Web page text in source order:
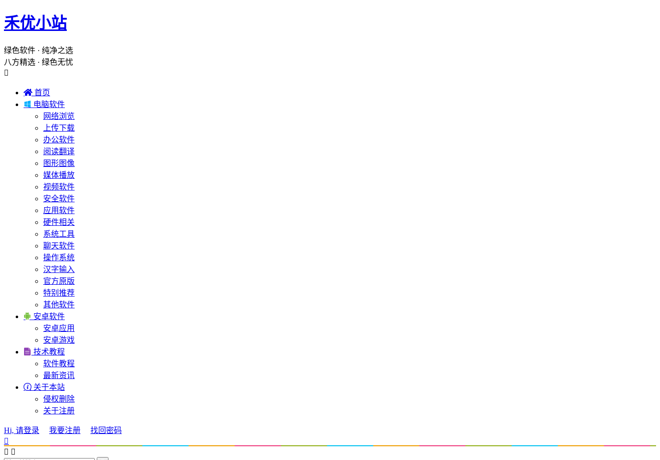
禾优小站
绿色软件 · 纯净之选
八方精选 · 绿色无忧

 首页
 电脑软件
网络浏览
上传下载
办公软件
阅读翻译
图形图像
媒体播放
视频软件
安全软件
应用软件
硬件相关
系统工具
聊天软件
操作系统
汉字输入
官方原版
特别推荐
其他软件
 安卓软件
安卓应用
安卓游戏
 技术教程
软件教程
最新资讯
 关于本站
侵权删除
关于注册
Hi, 请登录 我要注册
找回密码

 